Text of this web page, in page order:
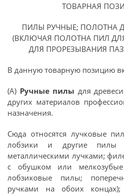
ТОВАРНАЯ
ПИЛЫ РУЧНЫЕ; ПОЛОТНА
(ВКЛЮЧАЯ ПОЛОТНА ПИЛ
ДЛЯ ПРОРЕЗЫВАНИЯ
В данную товарную позицию
(А) Ручные пилы для
других материалов
назначения.
Сюда относятся лучковые
лобзики и другие пилы
металлическими лучками;
с обушком или
лобзиковые пилы;
ручками на обоих